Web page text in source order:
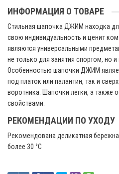
ИНФОРМАЦИЯ О ТОВАРЕ
Стильная шапочка ДЖИМ находка
свою индивидуальность и ценит
являются универсальными
не только для занятия спортом, но
Особенностью шапочки ДЖИМ
под платок или палантин, так и
воротника. Шапочки легки, а
свойствами.
РЕКОМЕНДАЦИИ ПО УХОДУ
Рекомендована деликатная
более 30 °C